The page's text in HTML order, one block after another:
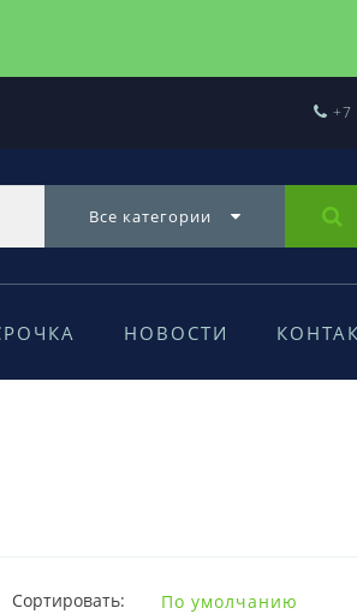
+7
Все категории
НОВОСТИ
Сортировать: